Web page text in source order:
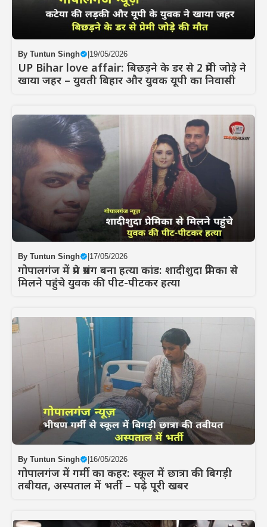
By Tuntun Singh |19/05/2026
UP Bihar love affair: बिछड़ने के डर से 2 प्रेमी जोड़े ने
खाया जहर – युवती बिहार और युवक यूपी का निवासी
By Tuntun Singh 17/05/2026
गोपालगंज में प्रेम प्रसंग बना हत्या कांड: शादीशुदा प्रेमिका से
मिलने पहुंचे युवक की पीट-पीटकर हत्या
By Tuntun Singh |16/05/2026
गोपालगंज में गर्मी का कहर: स्कूल में छात्रा की बिगड़ी
तबीयत, अस्पताल में भर्ती – पढ़े पूरी खबर